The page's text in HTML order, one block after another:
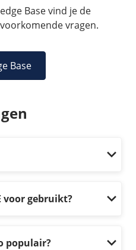
Base vind je de
vragen.
Base
voor gebruikt?
populair?